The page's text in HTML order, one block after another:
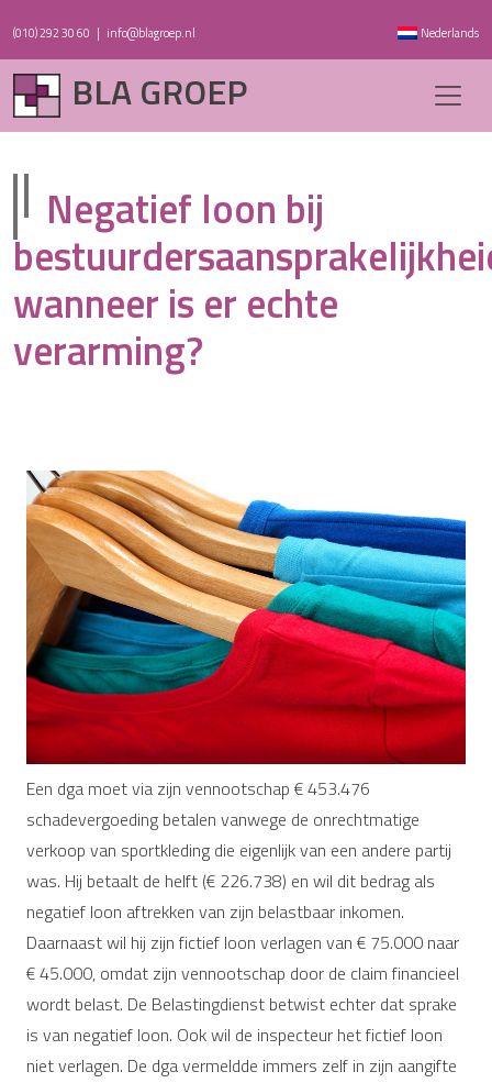
(010) 292 30 60 | info@blagroep.nl Nederlands
BLA GROEP
Negatief loon bij
wanneer is er echte
verarming?
Een dga moet via zijn vennootschap € 453.476
schadevergoeding betalen vanwege de onrechtmatige
verkoop van sportkleding die eigenlijk van een andere partij
was. Hij betaalt de helft (€ 226.738) en wil dit bedrag als
negatief loon aftrekken van zijn belastbaar inkomen.
Daarnaast wil hij zijn fictief loon verlagen van € 75.000 naar
€ 45.000, omdat zijn vennootschap door de claim financieel
wordt belast. De Belastingdienst betwist echter dat sprake
is van negatief loon. Ook wil de inspecteur het fictief loon
niet verlagen. De dga vermeldde immers zelf in zijn aangifte